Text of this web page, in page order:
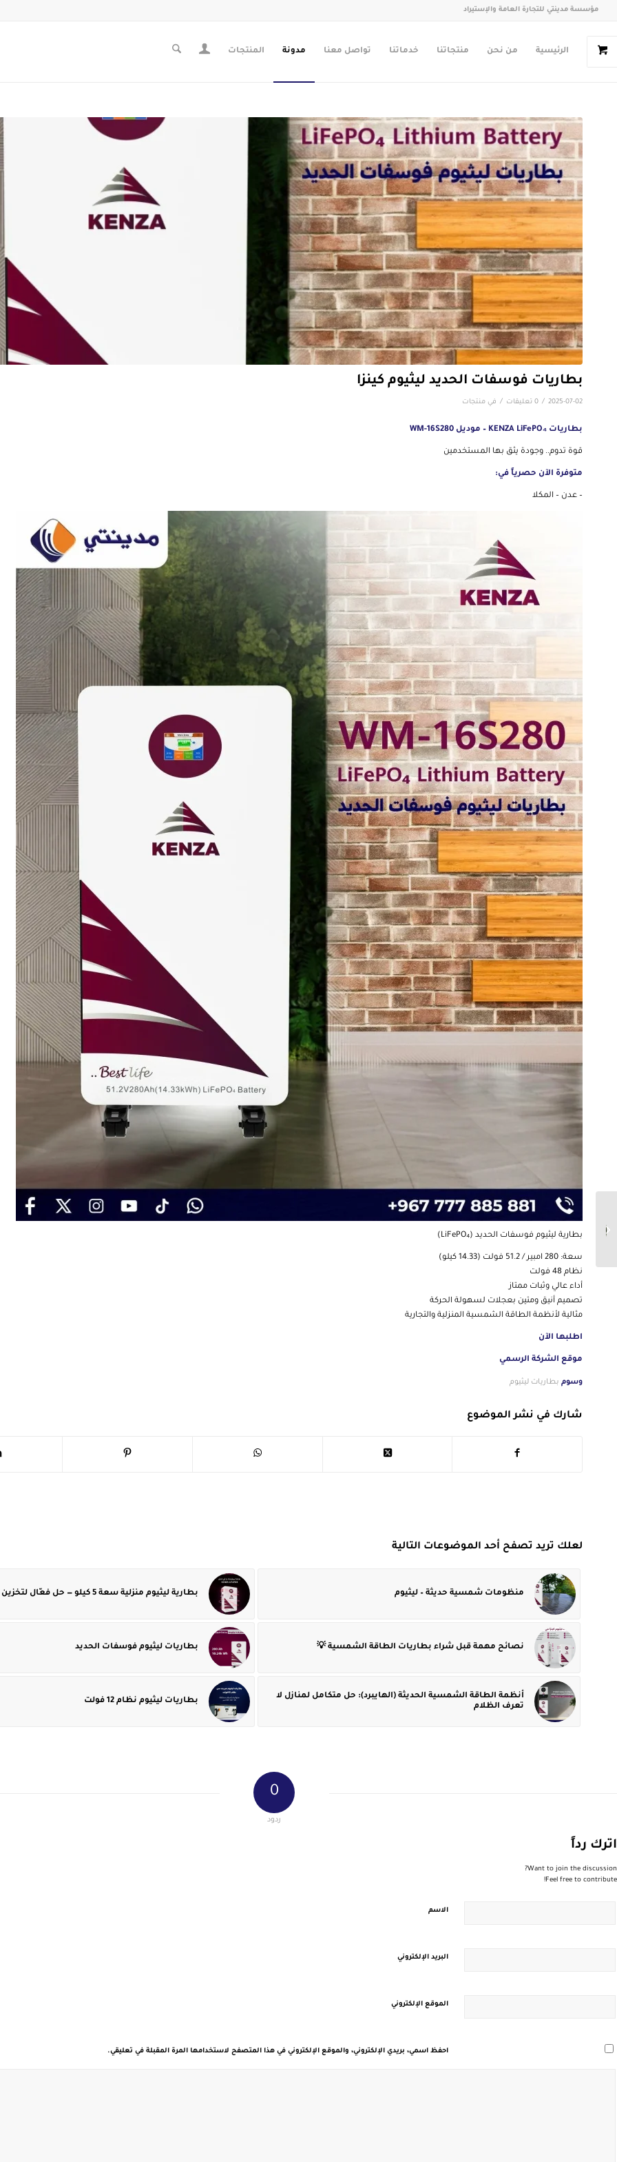
مؤسسة مدينتي للتجارة العامة والإستيراد
الرئيسية من نحن منتجاتنا خدماتنا تواصل معنا مدونة المنتجات
بطاريات فوسفات الحديد ليثيوم كينزا
2025-07-02
/ 0 تعليقات / في منتجات
بطاريات KENZA LiFePO₄ – موديل WM-16S280
قوة تدوم.. وجودة يثق بها المستخدمين
متوفرة الآن حصرياً في:
– عدن – المكلا
بطارية ليثيوم فوسفات الحديد (LiFePO₄)
سعة: 280 امبير / 51.2 فولت (14.33 كيلو)
نظام 48 فولت
أداء عالي وثبات ممتاز
تصميم أنيق ومتين بعجلات لسهولة الحركة
مثالية لأنظمة الطاقة الشمسية المنزلية والتجارية
اطلبها الآن
موقع الشركة الرسمي
وسوم بطاريات ليثيوم
شارك في نشر الموضوع
لعلك تريد تصفح أحد الموضوعات التالية
بطارية ليثيوم منزلية سعة 5 كيلو — حل فعّال لتخزين الطاقة منظومات شمسية حديثة – ليثيوم
بطاريات ليثيوم فوسفات الحديد نصائح مهمة قبل شراء بطاريات الطاقة الشمسية 💡
بطاريات ليثيوم نظام 12 فولت
أنظمة الطاقة الشمسية الحديثة (الهايبرد): حل متكامل لمنازل لا
تعرف الظلام
0
ردود
اترك رداً
Want to join the discussion?
Feel free to contribute!
الاسم
البريد الإلكتروني
الموقع الإلكتروني
احفظ اسمي، بريدي الإلكتروني، والموقع الإلكتروني في هذا المتصفح لاستخدامها المرة المقبلة في تعليقي.
أنظمة الطاقة الشمسية
الحديثة (الهايبرد): حل
متكامل لمنازل لا تعرف
الظلام...